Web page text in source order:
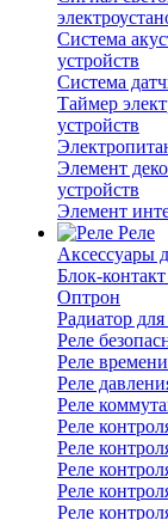
Система
устройств
Система
Таймер
устройств
Элемент
устройств
Элемент
Реле
Аксессуары
Блок-
Оптрон
Радиатор
Реле
Реле времени
Реле
Реле
Реле
Реле
Реле
Реле
Реле